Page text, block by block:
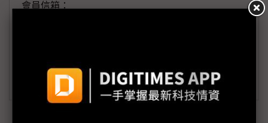
會員信箱：
訂閱DIGITIMES 行動版